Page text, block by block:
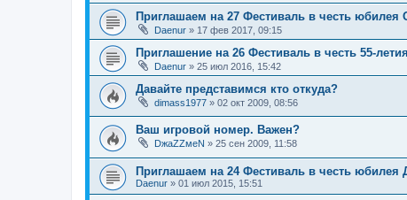
Приглашаем на 27 Фестиваль в честь юбилея
Daenur » 17 фев 2017, 09:15
Приглашение на 26 Фестиваль в честь 55-
Daenur » 25 июл 2016, 15:42
Давайте представимся кто откуда?
dimass1977 » 02 окт 2009, 08:56
Ваш игровой номер. Важен?
DжаZZмеN » 25 сен 2009, 11:58
Приглашаем на 24 Фестиваль в честь
Daenur » 01 июл 2015, 15:51